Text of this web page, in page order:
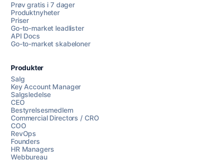
Prøv gratis i 7 dager
Produktnyheter
Priser
Go-to-market leadlister
API Docs
Go-to-market skabeloner
Produkter
Salg
Key Account Manager
Salgsledelse
CEO
Bestyrelsesmedlem
Commercial Directors / CRO
COO
RevOps
Founders
HR Managers
Webbureau